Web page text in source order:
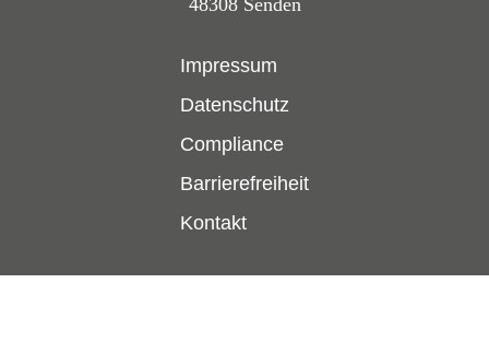
Impressum
Datenschutz
Compliance
Barrierefreiheit
Kontakt